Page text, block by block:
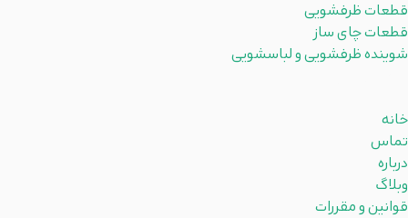
قطعات ظرفشویی
قطعات چای ساز
شوینده ظرفشویی و لباسشویی
خانه
تماس
درباره
وبلاگ
قوانین و مقررات